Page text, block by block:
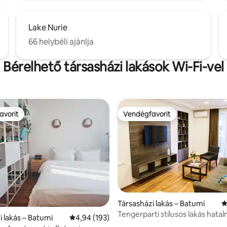
Lake Nurie
66 helybéli ajánlja
Bérelhető társasházi lakások Wi-Fi-vel
lakás – Batumi Átlagos értékelés: 5/4,94, 193 vélemény
4,94 (193)
Vendégfavorit
Vendégfavorit
Társasházi lakás – Batumi
Tengerparti stílusos lakás